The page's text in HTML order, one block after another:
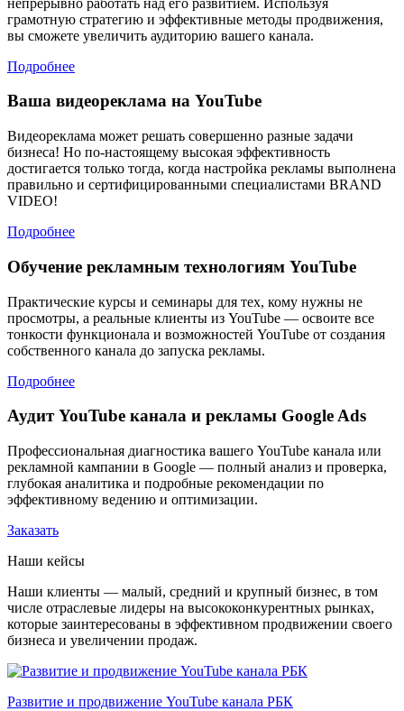
грамотную стратегию и эффективные методы продвижения,
вы сможете увеличить аудиторию вашего канала.
Подробнее
Ваша видеореклама на YouTube
Видеореклама может решать совершенно разные задачи
бизнеса! Но по-настоящему высокая эффективность
достигается только тогда, когда настройка рекламы выполнена
правильно и сертифицированными специалистами BRAND
VIDEO!
Подробнее
Обучение рекламным технологиям YouTube
Практические курсы и семинары для тех, кому нужны не
просмотры, а реальные клиенты из YouTube — освоите все
тонкости функционала и возможностей YouTube от создания
собственного канала до запуска рекламы.
Подробнее
Аудит YouTube канала и рекламы Google Ads
Профессиональная диагностика вашего YouTube канала или
рекламной кампании в Google — полный анализ и проверка,
глубокая аналитика и подробные рекомендации по
эффективному ведению и оптимизации.
Заказать
Наши кейсы
Наши клиенты — малый, средний и крупный бизнес, в том
числе отраслевые лидеры на высококонкурентных рынках,
которые заинтересованы в эффективном продвижении своего
бизнеса и увеличении продаж.
Развитие и продвижение YouTube канала РБК